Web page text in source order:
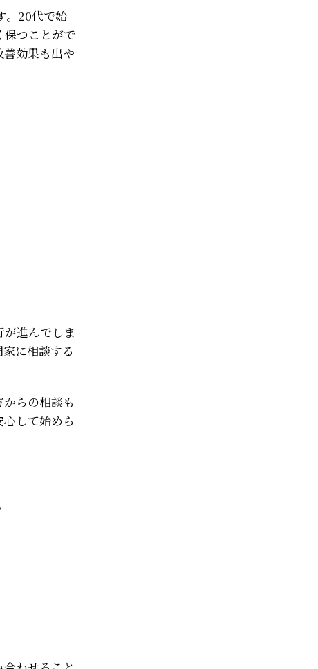
。20代で始
保つことがで
効果も出や
が進んでしま
に相談する
らの相談も
して始めら